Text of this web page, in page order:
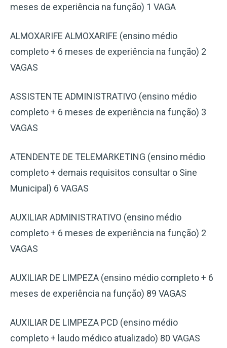
meses de experiência na função) 1 VAGA
ALMOXARIFE ALMOXARIFE (ensino médio
completo + 6 meses de experiência na função) 2
VAGAS
ASSISTENTE ADMINISTRATIVO (ensino médio
completo + 6 meses de experiência na função) 3
VAGAS
ATENDENTE DE TELEMARKETING (ensino médio
completo + demais requisitos consultar o Sine
Municipal) 6 VAGAS
AUXILIAR ADMINISTRATIVO (ensino médio
completo + 6 meses de experiência na função) 2
VAGAS
AUXILIAR DE LIMPEZA (ensino médio completo + 6
meses de experiência na função) 89 VAGAS
AUXILIAR DE LIMPEZA PCD (ensino médio
completo + laudo médico atualizado) 80 VAGAS